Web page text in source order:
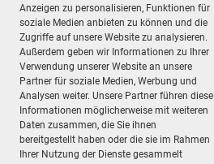
Anzeigen zu personalisieren, Funktionen für
soziale Medien anbieten zu können und die
Zugriffe auf unsere Website zu analysieren.
Außerdem geben wir Informationen zu Ihrer
Verwendung unserer Website an unsere
Partner für soziale Medien, Werbung und
Analysen weiter. Unsere Partner führen diese
Informationen möglicherweise mit weiteren
Daten zusammen, die Sie ihnen
bereitgestellt haben oder die sie im Rahmen
Ihrer Nutzung der Dienste gesammelt